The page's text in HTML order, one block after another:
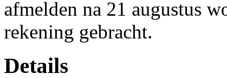
afmelden na 21 augustus
rekening gebracht.
Details